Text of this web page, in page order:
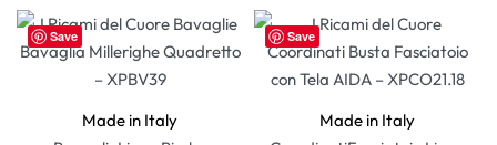
Save
Made in Italy
Save
Made in Italy